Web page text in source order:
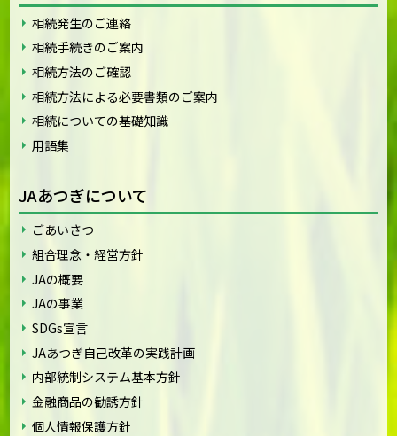
相続発生のご連絡
相続手続きのご案内
相続方法のご確認
相続方法による必要書類のご案内
相続についての基礎知識
用語集
JAあつぎについて
ごあいさつ
組合理念・経営方針
JAの概要
JAの事業
SDGs宣言
JAあつぎ自己改革の実践計画
内部統制システム基本方針
金融商品の勧誘方針
個人情報保護方針